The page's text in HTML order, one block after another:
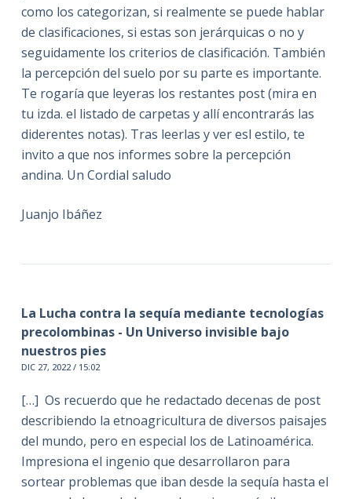
como los categorizan, si realmente se puede hablar
de clasificaciones, si estas son jerárquicas o no y
seguidamente los criterios de clasificación. También
la percepción del suelo por su parte es importante.
Te rogaría que leyeras los restantes post (mira en
tu izda. el listado de carpetas y allí encontrarás las
diderentes notas). Tras leerlas y ver esl estilo, te
invito a que nos informes sobre la percepción
andina. Un Cordial saludo
Juanjo Ibáñez
La Lucha contra la sequía mediante tecnologías
precolombinas - Un Universo invisible bajo
nuestros pies
DIC 27, 2022 / 15:02
[…] Os recuerdo que he redactado decenas de post
describiendo la etnoagricultura de diversos paisajes
del mundo, pero en especial los de Latinoamérica.
Impresiona el ingenio que desarrollaron para
sortear problemas que iban desde la sequía hasta el